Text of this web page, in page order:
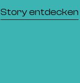
Story entdecken